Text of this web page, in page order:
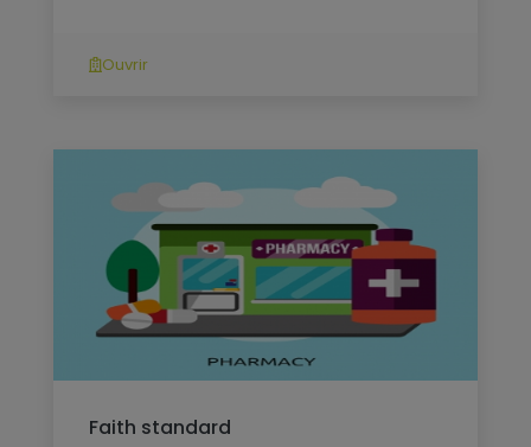
Ouvrir
Faith standard